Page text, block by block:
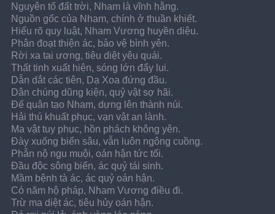
Nguyên tố đất trời, Nham là vĩnh hằng.
Nguồn gốc của Nham, chính ở thuần khiết.
Hiểu rõ quy luật, Nham Vương huyền diệu.
Phân đoạt thiện ác, bảo vệ bình yên.
Rời xa tai ương, tiêu diệt yêu quái.
Thất tinh xuất hiện, sóng lớn đẩy lui.
Dẫn dắt các tiên, Dạ Xoa đứng đầu.
Dân chúng dũng kiện, quỷ vật sợ hãi.
Đế quân tạo Nham, dựng lên thành núi.
Hải thú khuất phục, vạn vật an lành.
Ma vật tuy phục, hồn phách không yên.
Đày xuống biển sâu, vẫn luôn ngông cuồng.
Phẫn nộ ngu muội, oán hận tức tối.
Đầu độc sông biển, ác quỷ tái sinh.
Mầm bệnh tà ác, ác quỷ oán hận.
Có năm hộ pháp, Nham Vương điều đi.
Trừ ma diệt ác, tiêu hủy oán hận.